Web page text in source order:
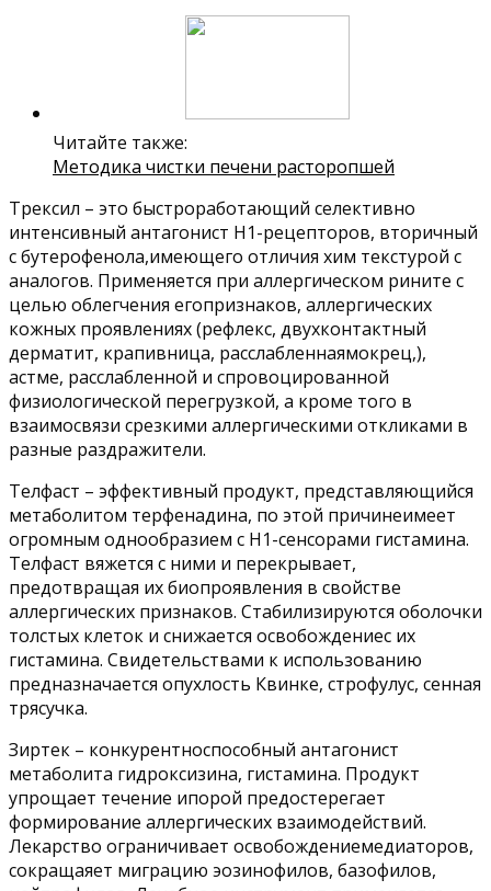
Читайте также:
Методика чистки печени расторопшей
Трексил – это быстроработающий селективно
интенсивный антагонист Н1-рецепторов, вторичный
с бутерофенола,имеющего отличия хим текстурой с
аналогов. Применяется при аллергическом рините с
целью облегчения егопризнаков, аллергических
кожных проявлениях (рефлекс, двухконтактный
дерматит, крапивница, расслабленнаямокрец,),
астме, расслабленной и спровоцированной
физиологической перегрузкой, а кроме того в
взаимосвязи срезкими аллергическими откликами в
разные раздражители.
Телфаст – эффективный продукт, представляющийся
метаболитом терфенадина, по этой причинеимеет
огромным однообразием с Н1-сенсорами гистамина.
Телфаст вяжется с ними и перекрывает,
предотвращая их биопроявления в свойстве
аллергических признаков. Стабилизируются оболочки
толстых клеток и снижается освобождениес их
гистамина. Свидетельствами к использованию
предназначается опухлость Квинке, строфулус, сенная
трясучка.
Зиртек – конкурентноспособный антагонист
метаболита гидроксизина, гистамина. Продукт
упрощает течение ипорой предостерегает
формирование аллергических взаимодействий.
Лекарство ограничивает освобождениемедиаторов,
сокращаяет миграцию эозинофилов, базофилов,